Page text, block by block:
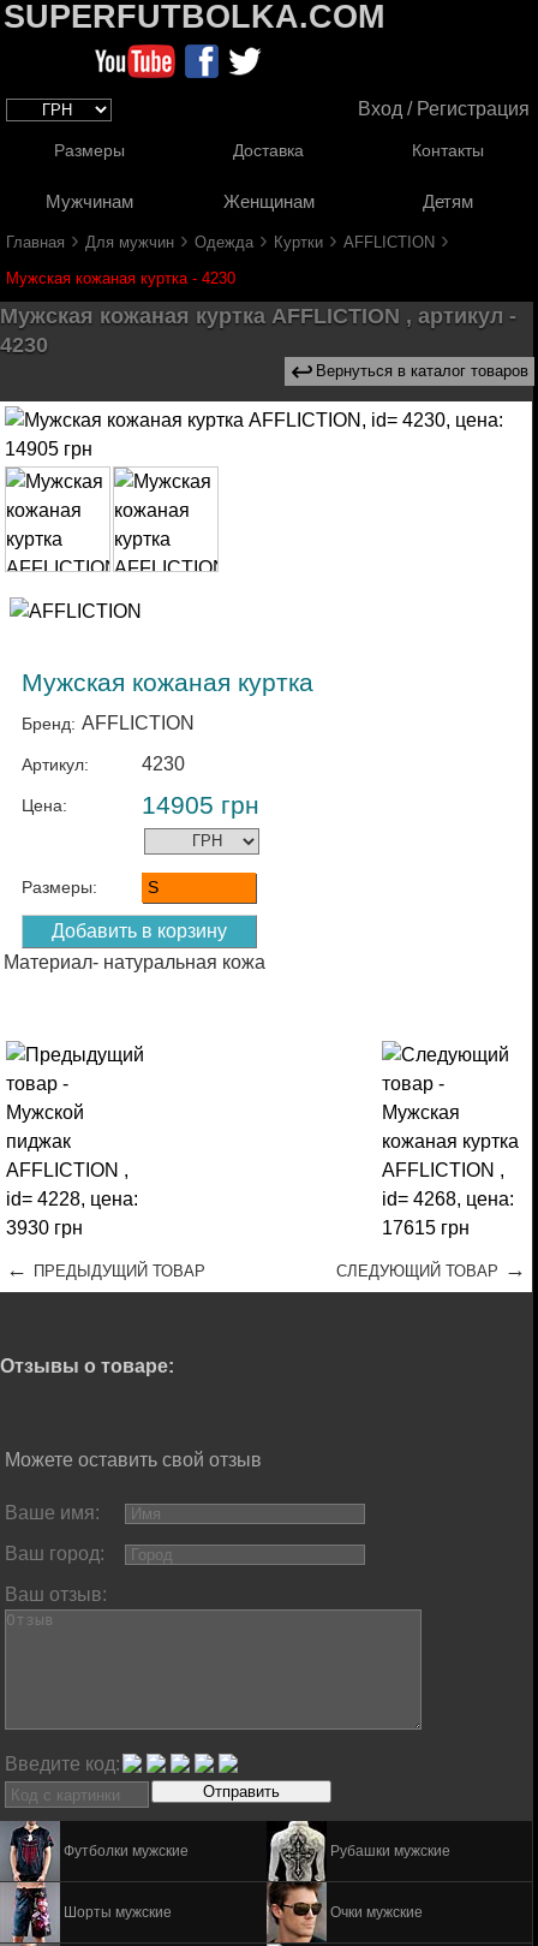
SUPERFUTBOLKA.COM
Вход / Регистрация
Размеры Доставка Контакты
Мужчинам Женщинам Детям
Главная › Для мужчин › Одежда › Куртки › AFFLICTION ›
Мужская кожаная куртка - 4230
Футболки мужские Рубашки мужские
Шорты мужские Очки мужские
Мужская кожаная куртка AFFLICTION , артикул -
4230
↩ Вернуться в каталог товаров
Мужская кожаная куртка
Бренд: AFFLICTION
Артикул: 4230
Цена: 14905 грн
Размеры: S
Материал- натуральная кожа
← ПРЕДЫДУЩИЙ ТОВАР СЛЕДУЮЩИЙ ТОВАР →
Отзывы о товаре:
Можете оставить свой отзыв
Ваше имя:
Ваш город:
Ваш отзыв:
Введите код: